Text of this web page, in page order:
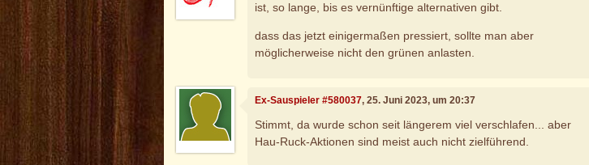
ist, so lange, bis es vernünftige alternativen gibt.
dass das jetzt einigermaßen pressiert, sollte man aber
möglicherweise nicht den grünen anlasten.
Ex-Sauspieler #580037, 25. Juni 2023, um 20:37
Stimmt, da wurde schon seit längerem viel verschlafen... aber
Hau-Ruck-Aktionen sind meist auch nicht zielführend.